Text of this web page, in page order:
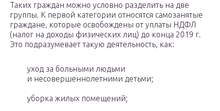
Таких граждан можно условно разделить на две
группы. К первой категории относятся самозанятые
граждане, которые освобождены от уплаты НДФЛ
(налог на доходы физических лиц) до конца 2019 г.
Это подразумевает такую деятельность, как:
уход за больными людьми
и несовершеннолетними детьми;
уборка жилых помещений;